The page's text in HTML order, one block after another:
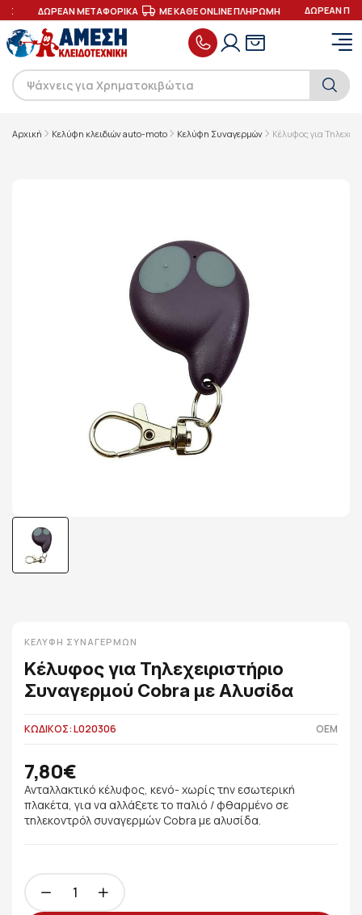
ΔΩΡΕΑΝ ΜΕΤΑΦΟΡΙΚΑ ΜΕ ΚΑΘΕ ONLINE ΠΛΗΡΩΜΗ ΔΩΡΕΑΝ
Αρχική Κελύφη κλειδιών auto-moto Κελύφη Συναγερμών Κέλυφος για
ΚΕΛΎΦΗ ΣΥΝΑΓΕΡΜΏΝ
Κέλυφος για Τηλεχειριστήριο
Συναγερμού Cobra με Αλυσίδα
ΚΩΔΙΚΟΣ: L020306 OEM
7,80€
Ανταλλακτικό κέλυφος, κενό- χωρίς την εσωτερική
πλακέτα, για να αλλάξετε το παλιό / φθαρμένο σε
τηλεκοντρόλ συναγερμών Cobra με αλυσίδα.